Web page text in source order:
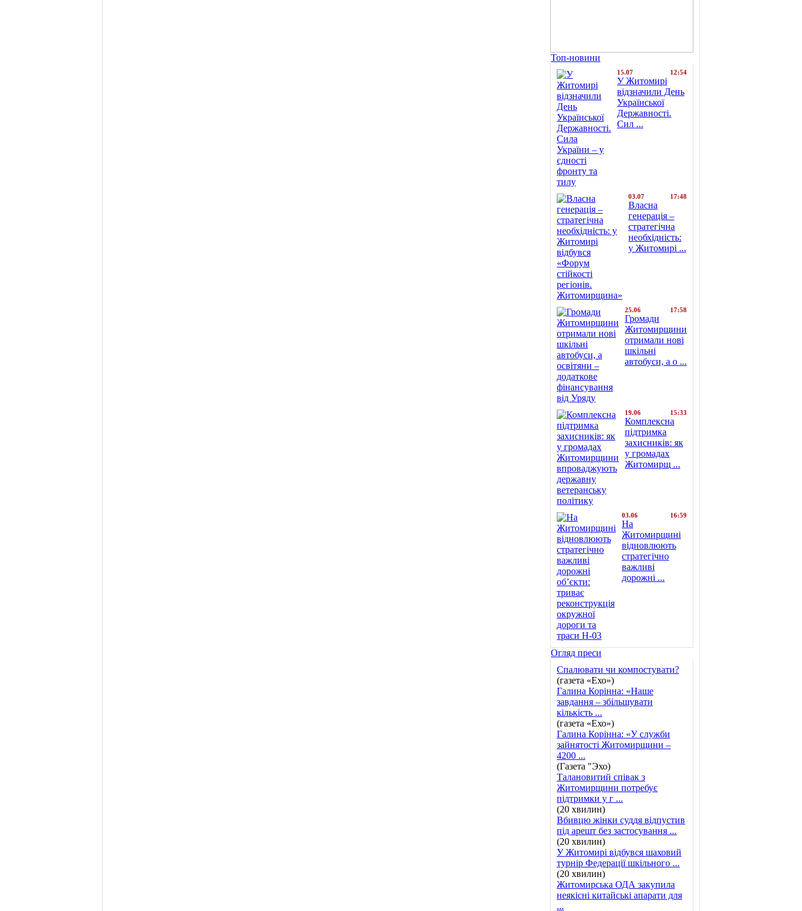
Топ-новини
15.07 12:54
У Житомирі
відзначили День
Української
Державності.
Сил ...
03.07 17:48
Власна
генерація –
стратегічна
необхідність:
у Житомирі ...
25.06 17:58
Громади
Житомирщини
отримали нові
шкільні
автобуси, а о ...
19.06 15:33
Комплексна
підтримка
захисників: як
у громадах
Житомирщ ...
03.06 16:59
На
Житомирщині
відновлюють
стратегічно
важливі
дорожні ...
Огляд преси
Спалювати чи компостувати?
(газета «Ехо»)
Галина Корінна: «Наше
завдання – збільшувати
кількість ...
(газета «Ехо»)
Галина Корінна: «У служби
зайнятості Житомирщини –
4200 ...
(Газета "Эхо)
Талановитий співак з
Житомирщини потребує
підтримки у г ...
(20 хвилин)
Вбивцю жінки суддя відпустив
під арешт без застосування ...
(20 хвилин)
У Житомирі відбувся шаховий
турнір Федерації шкільного ...
(20 хвилин)
Житомирська ОДА закупила
неякісні китайські апарати для
...